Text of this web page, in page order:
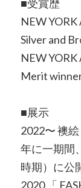
■受賞歴
NEW
Silver and
NEW
Merit
■展示
2022〜 襖
年に一期間
時期）に公
2020 「